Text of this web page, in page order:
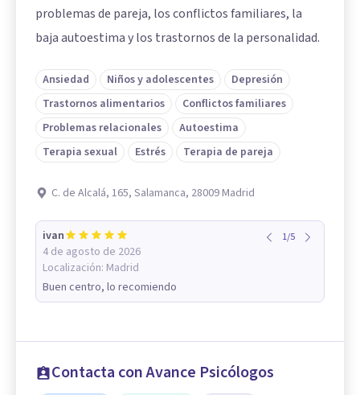
problemas de pareja, los conflictos familiares, la
baja autoestima y los trastornos de la personalidad.
Ansiedad Niños y adolescentes
Depresión
Trastornos alimentarios
Conflictos familiares
Problemas relacionales
Autoestima
Terapia sexual
Estrés Terapia de pareja
C. de Alcalá, 165, Salamanca, 28009 Madrid
ivan
4 de agosto de 2026
Localización: Madrid
1/5
Buen centro, lo recomiendo
Contacta con Avance Psicólogos